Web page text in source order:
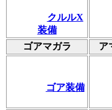
クルルX
装備
ゴアマガラ ア
ゴア装備